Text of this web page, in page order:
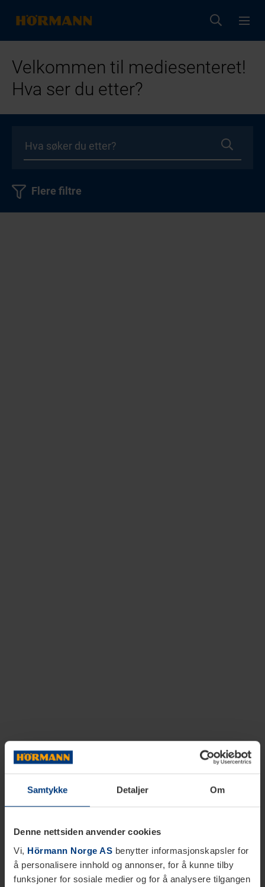
Samtykke Detaljer Om
Denne nettsiden anvender cookies
Vi, Hörmann Norge AS benytter informasjonskapsler for
å personalisere innhold og annonser, for å kunne tilby
funksjoner for sosiale medier og for å analysere tilgangen
Velkommen til mediesenteret!
Hva ser du etter?
Flere filtre